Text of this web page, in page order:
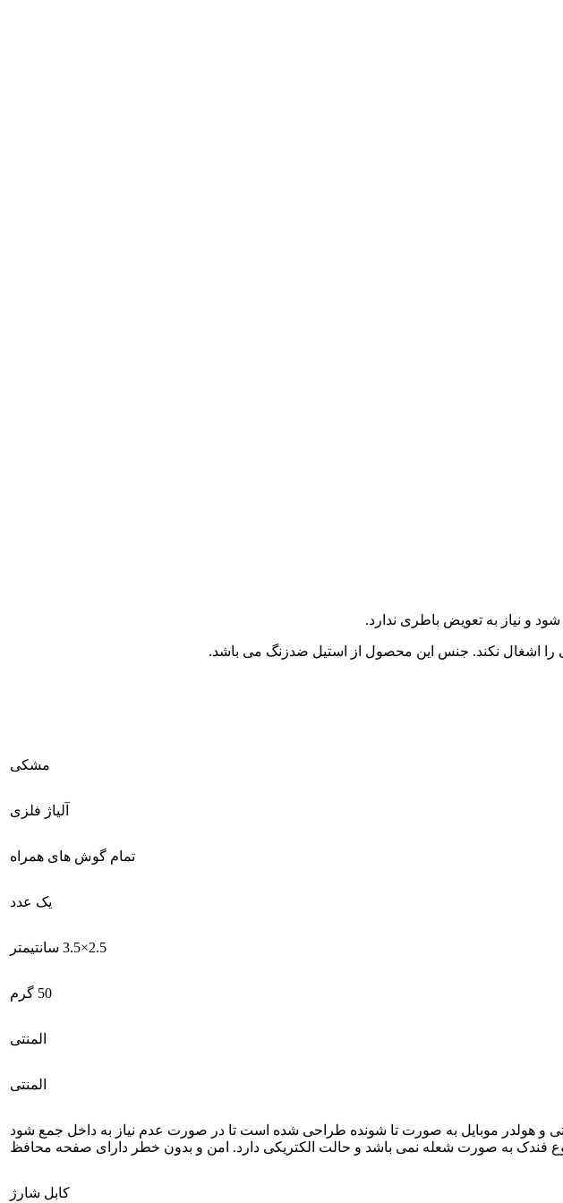
و نیاز به تعویض باطری ندارد.
را اشغال نکند. جنس این محصول از استیل ضدزنگ می باشد.
مشکی
آلیاژ فلزی
تمام گوش های همراه
یک عدد
2.5×3.5 سانتیمتر
50 گرم
المنتی
المنتی
و هولدر موبایل به صورت تا شونده طراحی شده است تا در صورت عدم نیاز به داخل جمع شود
فندک به صورت شعله نمی باشد و حالت الکتریکی دارد. امن و بدون خطر دارای صفحه محافظ
کابل شارژ